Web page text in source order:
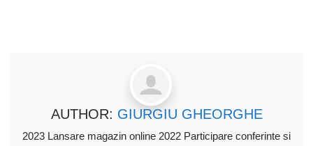
AUTHOR: GIURGIU GHEORGHE
2023 Lansare magazin online 2022 Participare conferinte si